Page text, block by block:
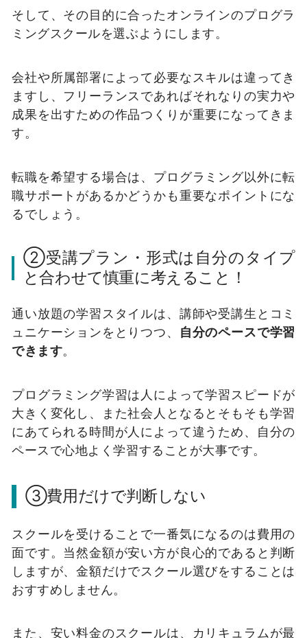
そして、その目的に合ったオンラインのプログラ
ミングスクールを選ぶようにします。
会社や所属部署によって必要なスキルは違ってき
ますし、フリーランスであればそれなりの実力や
成果を出すための作品つくりが重要になってきま
す。
転職を希望する場合は、プログラミング以外に転
職サポートがあるかどうかも重要なポイントにな
るでしょう。
②受講プラン・形式は自分のタイプ
と合わせて慎重に考えること！
通い放題の学習スタイルは、講師や受講生とコミ
ュニケーションをとりつつ、
自分のペースで学習
できます。
プログラミング学習は人によって学習スピードが
大きく変化し、また社会人となるとそもそも学習
にあてられる時間が人によって違うため、自分の
ペースで心地よく学習することが大事です。
③費用だけで判断しない
スクールを受けることで一番気になるのは費用の
面です。当然金額が安い方が良心的であると判断
しますが、金額だけでスクール選びをすることは
おすすめしません。
また、安い料金のスクールは、カリキュラムが最